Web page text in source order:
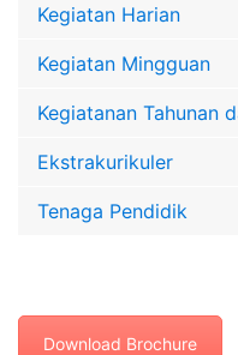
Kegiatan Harian
Kegiatan Mingguan
Kegiatanan Tahunan
Ekstrakurikuler
Tenaga Pendidik
Download Brochure